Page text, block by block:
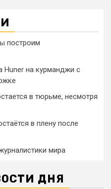
построим
на курманджи с
в тюрьме, несмотря
в плену после
мира
ДНЯ